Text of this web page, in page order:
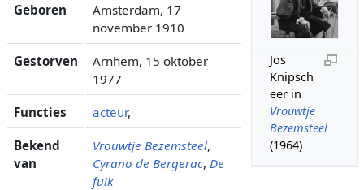
Jos
Knipsch
eer in
Vrouwtje
Bezemsteel
(1964)
Geboren
Amsterdam, 17
november 1910
Gestorven
Arnhem, 15 oktober
1977
Functies acteur,
Bekend
van
Vrouwtje Bezemsteel,
Cyrano de Bergerac, De
fuik